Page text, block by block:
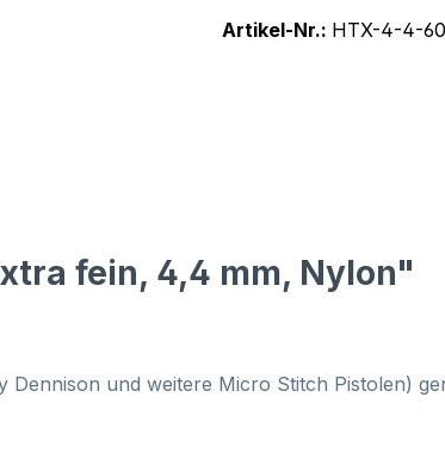
Artikel-Nr.: HTX-4-4-
fein, 4,4 mm, Nylon"
Dennison und weitere Micro Stitch Pistolen)